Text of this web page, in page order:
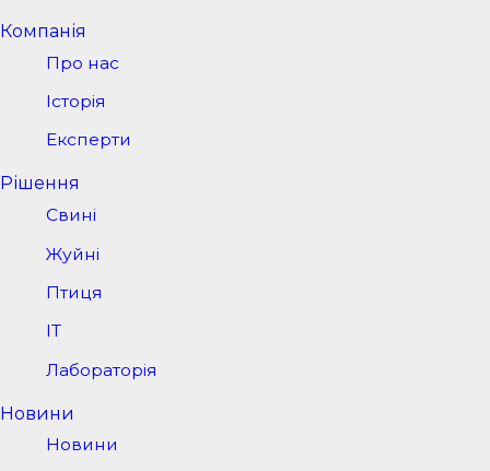
Компанія
Про нас
Історія
Експерти
Рішення
Свині
Жуйні
Птиця
IT
Лабораторія
Новини
Новини